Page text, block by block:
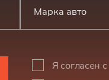
Марка авто
Я согласен с